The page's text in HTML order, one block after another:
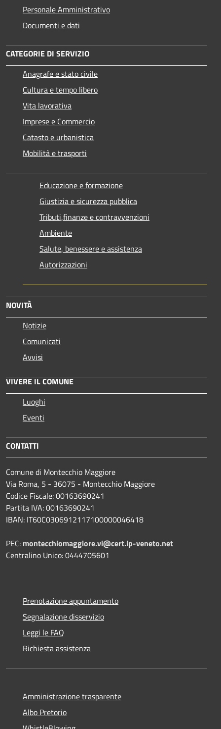
Personale Amministrativo
Documenti e dati
CATEGORIE DI SERVIZIO
Anagrafe e stato civile
Cultura e tempo libero
Vita lavorativa
Imprese e Commercio
Catasto e urbanistica
Mobilità e trasporti
Educazione e formazione
Giustizia e sicurezza pubblica
Tributi,finanze e contravvenzioni
Ambiente
Salute, benessere e assistenza
Autorizzazioni
NOVITÀ
Notizie
Comunicati
Avvisi
VIVERE IL COMUNE
Luoghi
Eventi
CONTATTI
Comune di Montecchio Maggiore
Via Roma, 5 - 36075 - Montecchio Maggiore
Codice Fiscale: 00163690241
Partita IVA: 00163690241
IBAN: IT60C0306912117100000046418
PEC: montecchiomaggiore.vi@cert.ip-veneto.net
Centralino Unico: 0444705601
Prenotazione appuntamento
Segnalazione disservizio
Leggi le FAQ
Richiesta assistenza
Amministrazione trasparente
Albo Pretorio